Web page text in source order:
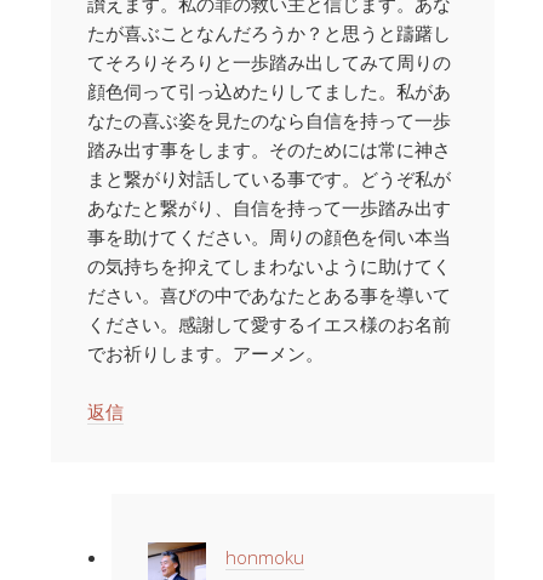
たが喜ぶことなんだろうか？と思うと躊躇し
てそろりそろりと一歩踏み出してみて周りの
顔色伺って引っ込めたりしてました。私があ
なたの喜ぶ姿を見たのなら自信を持って一歩
踏み出す事をします。そのためには常に神さ
まと繋がり対話している事です。どうぞ私が
あなたと繋がり、自信を持って一歩踏み出す
事を助けてください。周りの顔色を伺い本当
の気持ちを抑えてしまわないように助けてく
ださい。喜びの中であなたとある事を導いて
ください。感謝して愛するイエス様のお名前
でお祈りします。アーメン。
返信
honmoku